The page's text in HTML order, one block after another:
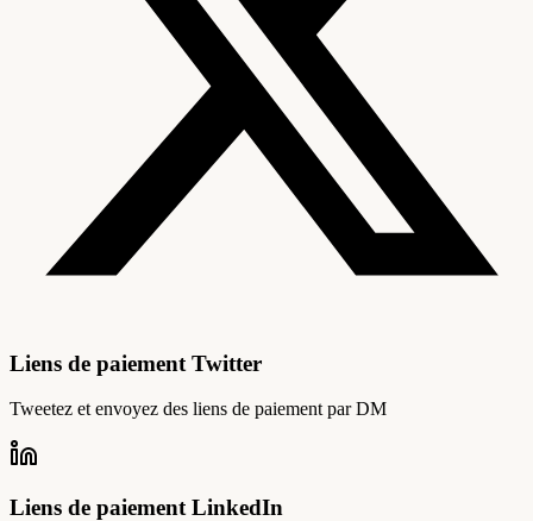
Liens de paiement Twitter
Tweetez et envoyez des liens de paiement par DM
Liens de paiement LinkedIn